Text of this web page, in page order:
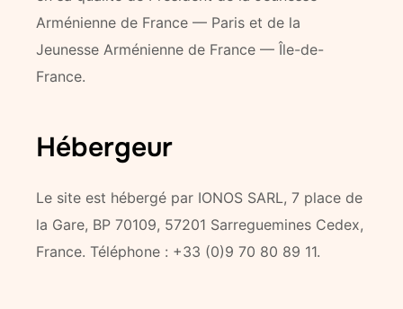
Arménienne de France — Paris et de la
Jeunesse Arménienne de France — Île-de-
France.
Hébergeur
Le site est hébergé par IONOS SARL, 7 place de
la Gare, BP 70109, 57201 Sarreguemines Cedex,
France. Téléphone : +33 (0)9 70 80 89 11.